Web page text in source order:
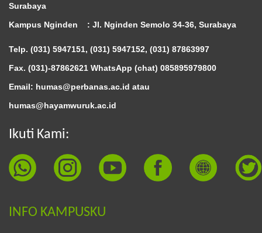
Surabaya
Kampus Nginden : Jl. Nginden Semolo 34-36, Surabaya
Telp. (031) 5947151, (031) 5947152, (031) 87863997
Fax. (031)-87862621 WhatsApp (chat) 085895979800
Email: humas@perbanas.ac.id atau
humas@hayamwuruk.ac.id
Ikuti Kami:
INFO KAMPUSKU